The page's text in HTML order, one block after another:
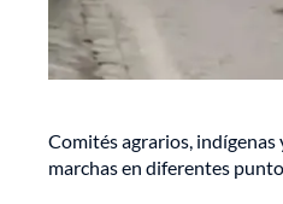
Comités agrarios, indígenas
marchas en diferentes